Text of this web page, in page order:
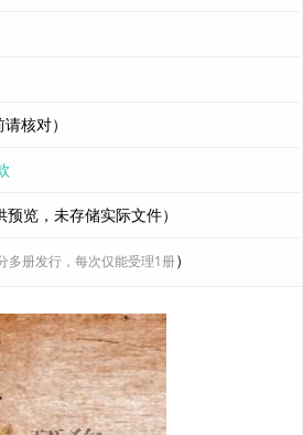
核对）
览，未存储实际文件）
多册发行，每次仅能受理1册）